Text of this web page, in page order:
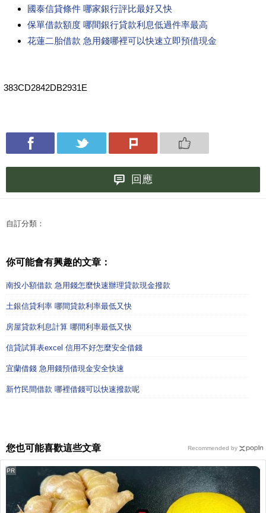
國泰信貸條件 哪家銀行評比最好又快
保單借款額度 哪間銀行貸款利息低過件率最高
花蓮二胎借款 急用錢哪裡可以快速立即預借現金
383CD2842DB2931E
回應
自訂分類：
你可能會有興趣的文章：
南投小額借款 急用錢怎麼快速辦理貸款現金撥款
土銀信貸利率 哪間貸款利率最低又快
房屋貸款利息計算 哪間利率最低又快
信貸試算表excel 信用不好怎麼安全借錢
宜蘭借錢 急用錢預借現金安全快速
新竹民間借款 哪裡借錢可以快速撥款呢
您也可能喜歡這些文章
PR
Recommended by